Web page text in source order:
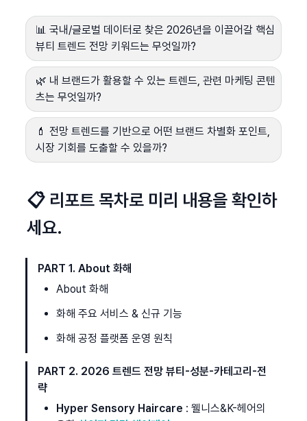
📊 국내/글로벌 데이터로 찾은 2026년을 이끌어갈 핵심
뷰티 트렌드 전망 키워드는 무엇일까?
🌿 내 브랜드가 활용할 수 있는 트렌드, 관련 마케팅 콘텐
츠는 무엇일까?
💄 전망 트렌드를 기반으로 어떤 브랜드 차별화 포인트,
시장 기회를 도출할 수 있을까?
📋 리포트 목차로 미리 내용을 확인하
세요.
PART 1. About 화해
About 화해
화해 주요 서비스 & 신규 기능
화해 공정 플랫폼 운영 원칙
PART 2. 2026 트렌드 전망 뷰티-성분-카테고리-전
략
Hyper Sensory Haircare : 웰니스&K-헤어의